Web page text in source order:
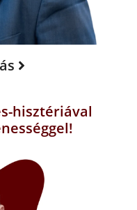
hisztériával